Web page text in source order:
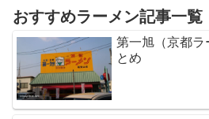
おすすめラーメン記事一覧
第一旭（京都ラ
とめ